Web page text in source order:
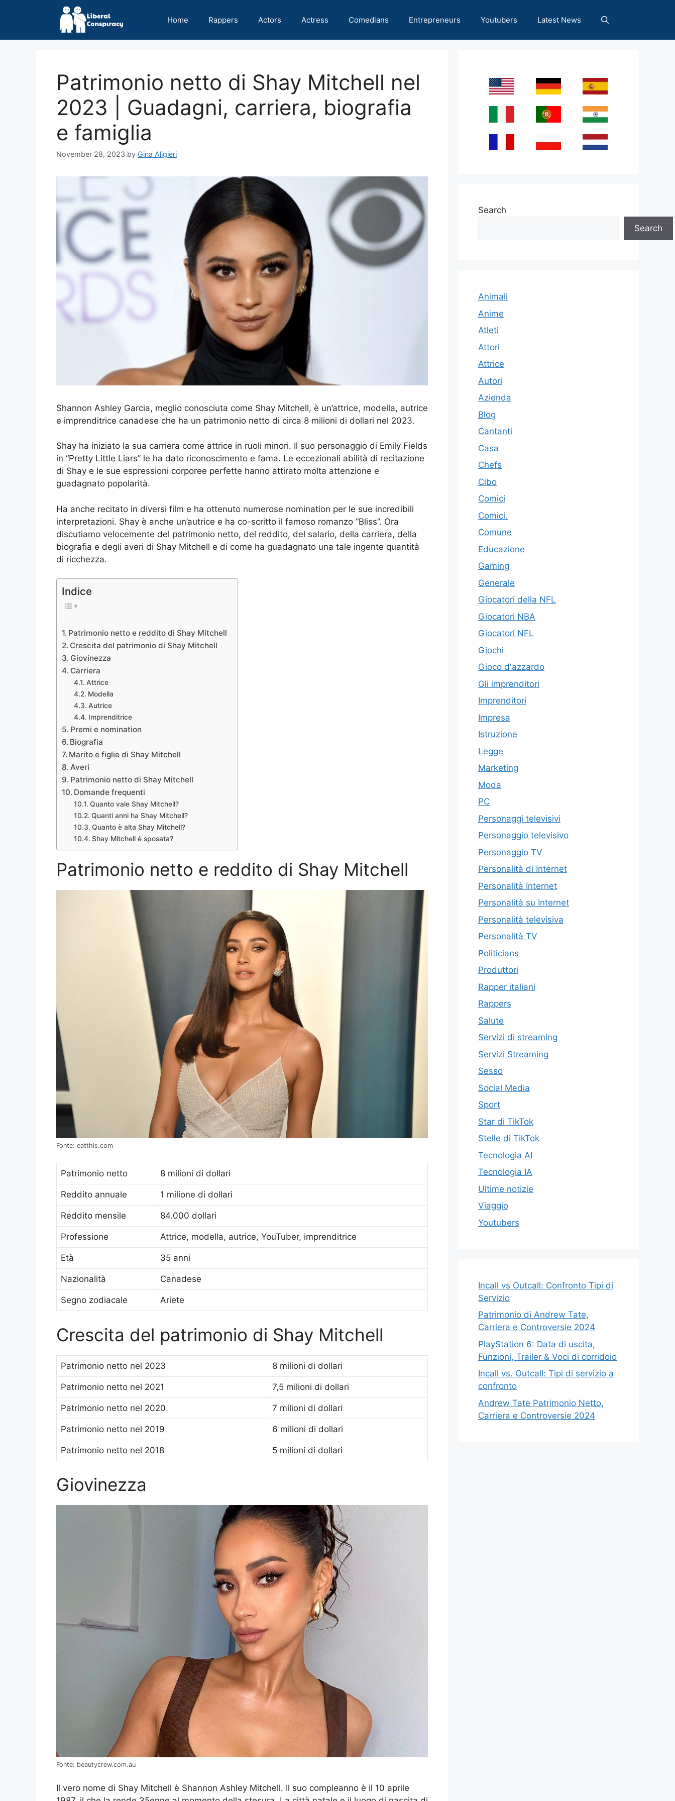
Home Rappers Actors Actress Comedians Entrepreneurs Youtubers Latest News
Patrimonio netto di Shay Mitchell nel
2023 | Guadagni, carriera, biografia
e famiglia
November 28, 2023 by Gina Aligieri
Shannon Ashley Garcia, meglio conosciuta come Shay Mitchell, è un’attrice, modella, autrice
e imprenditrice canadese che ha un patrimonio netto di circa 8 milioni di dollari nel 2023.
Shay ha iniziato la sua carriera come attrice in ruoli minori. Il suo personaggio di Emily Fields
in “Pretty Little Liars” le ha dato riconoscimento e fama. Le eccezionali abilità di recitazione
di Shay e le sue espressioni corporee perfette hanno attirato molta attenzione e
guadagnato popolarità.
Ha anche recitato in diversi film e ha ottenuto numerose nomination per le sue incredibili
interpretazioni. Shay è anche un’autrice e ha co-scritto il famoso romanzo “Bliss”. Ora
discutiamo velocemente del patrimonio netto, del reddito, del salario, della carriera, della
biografia e degli averi di Shay Mitchell e di come ha guadagnato una tale ingente quantità
di ricchezza.
Indice
Patrimonio netto e reddito di Shay Mitchell
Crescita del patrimonio di Shay Mitchell
Giovinezza
Carriera
Attrice
Modella
Autrice
Imprenditrice
Premi e nomination
Biografia
Marito e figlie di Shay Mitchell
Averi
Patrimonio netto di Shay Mitchell
Domande frequenti
Quanto vale Shay Mitchell?
Quanti anni ha Shay Mitchell?
Quanto è alta Shay Mitchell?
Shay Mitchell è sposata?
Patrimonio netto e reddito di Shay Mitchell
Fonte: eatthis.com
Patrimonio netto 8 milioni di dollari
Reddito annuale 1 milione di dollari
Reddito mensile 84.000 dollari
Professione Attrice, modella, autrice, YouTuber, imprenditrice
Età 35 anni
Nazionalità Canadese
Segno zodiacale Ariete
Crescita del patrimonio di Shay Mitchell
Patrimonio netto nel 2023 8 milioni di dollari
Patrimonio netto nel 2021 7,5 milioni di dollari
Patrimonio netto nel 2020 7 milioni di dollari
Patrimonio netto nel 2019 6 milioni di dollari
Patrimonio netto nel 2018 5 milioni di dollari
Giovinezza
Fonte: beautycrew.com.au
Il vero nome di Shay Mitchell è Shannon Ashley Mitchell. Il suo compleanno è il 10 aprile
Search
Search
Animali
Anime
Atleti
Attori
Attrice
Autori
Azienda
Blog
Cantanti
Casa
Chefs
Cibo
Comici
Comici.
Comune
Educazione
Gaming
Generale
Giocatori della NFL
Giocatori NBA
Giocatori NFL
Giochi
Gioco d'azzardo
Gli imprenditori
Imprenditori
Impresa
Istruzione
Legge
Marketing
Moda
PC
Personaggi televisivi
Personaggio televisivo
Personaggio TV
Personalità di Internet
Personalità Internet
Personalità su Internet
Personalità televisiva
Personalità TV
Politicians
Produttori
Rapper italiani
Rappers
Salute
Servizi di streaming
Servizi Streaming
Sesso
Social Media
Sport
Star di TikTok
Stelle di TikTok
Tecnologia AI
Tecnologia IA
Ultime notizie
Viaggio
Youtubers
Incall vs Outcall: Confronto Tipi di
Servizio
Patrimonio di Andrew Tate,
Carriera e Controversie 2024
PlayStation 6: Data di uscita,
Funzioni, Trailer & Voci di corridoio
Incall vs. Outcall: Tipi di servizio a
confronto
Andrew Tate Patrimonio Netto,
Carriera e Controversie 2024